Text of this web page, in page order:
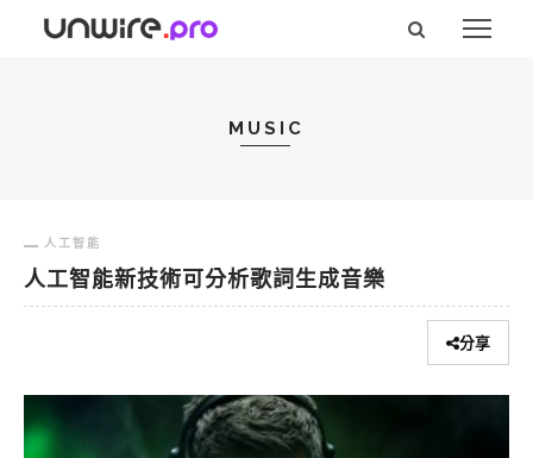
MUSIC
人工智能
人工智能新技術可分析歌詞生成音樂
分享